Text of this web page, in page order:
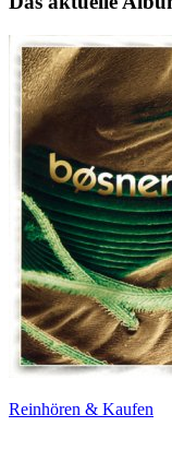
Reinhören & Kaufen